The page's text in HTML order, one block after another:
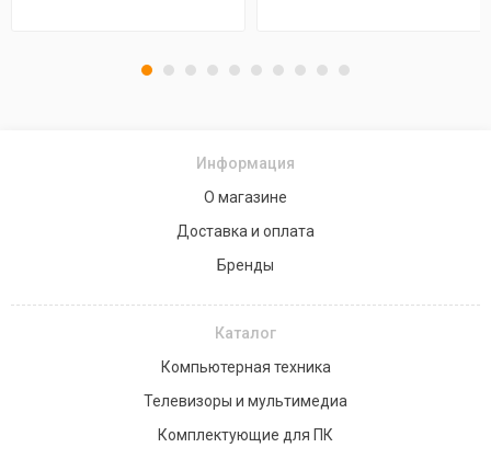
Информация
О магазине
Доставка и оплата
Бренды
Каталог
Компьютерная техника
Телевизоры и мультимедиа
Комплектующие для ПК